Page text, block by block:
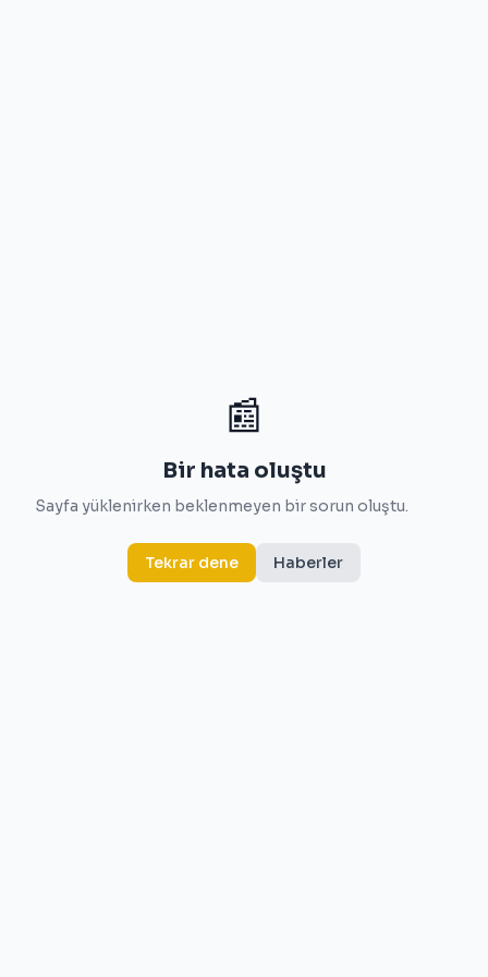
📰
Bir hata oluştu
Sayfa yüklenirken beklenmeyen bir sorun oluştu.
Tekrar dene Haberler